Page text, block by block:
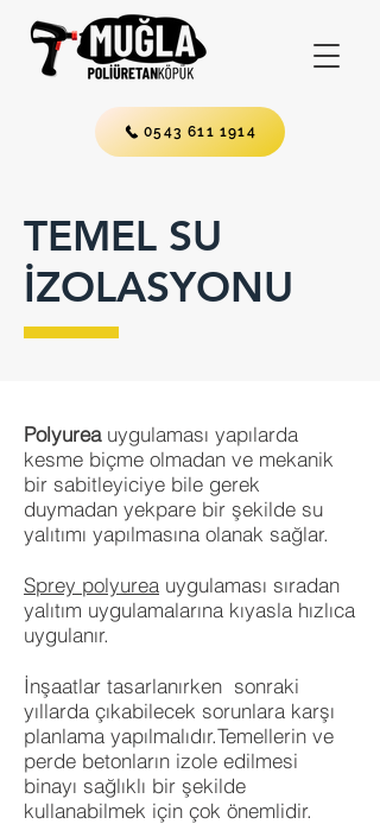
0543 611 1914
Polyureauygulaması yapılarda
kesme biçme olmadan ve mekanik
bir sabitleyiciye bile gerek
duymadan yekpare bir şekilde su
yalıtımı yapılmasına olanak sağlar.
Sprey polyurea uygulaması sıradan
yalıtım uygulamalarına kıyasla hızlıca
uygulanır.
İnşaatlar tasarlanırken sonraki
yıllarda çıkabilecek sorunlara karşı
planlama yapılmalıdır.Temellerin ve
perde betonların izole edilmesi
binayı sağlıklı bir şekilde
kullanabilmek için çok önemlidir.
TEMEL SU
İZOLASYONU